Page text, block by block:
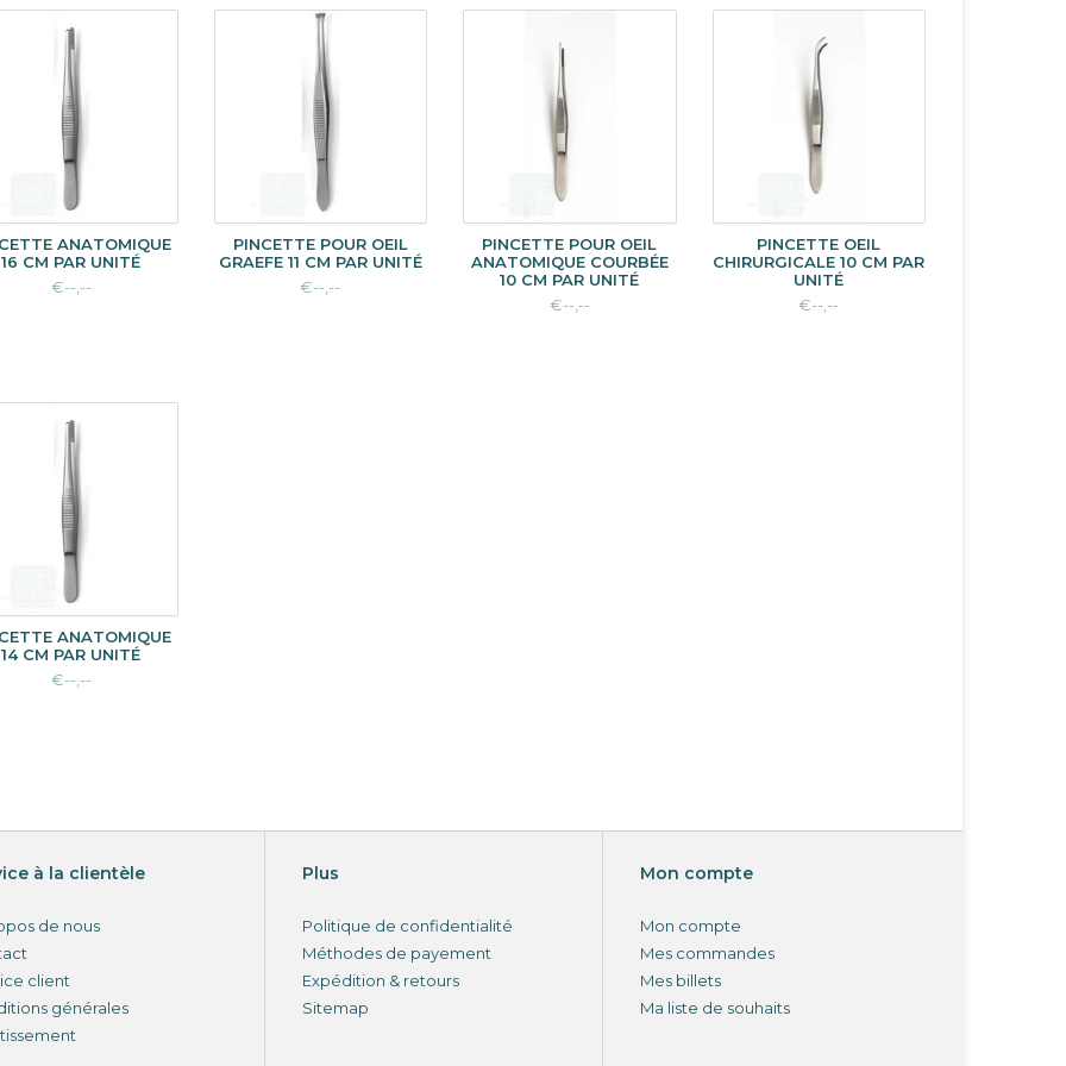
ANATOMIQUE
16 CM PAR UNITÉ
€--,--
PINCETTE POUR OEIL
GRAEFE 11 CM PAR UNITÉ
€--,--
PINCETTE POUR OEIL
ANATOMIQUE COURBÉE
10 CM PAR UNITÉ
€--,--
PINCETTE OEIL
CHIRURGICALE 10 CM PAR
UNITÉ
€--,--
ANATOMIQUE
14 CM PAR UNITÉ
€--,--
à la clientèle
de nous
client
générales
Plus
Politique de confidentialité
Méthodes de payement
Expédition & retours
Sitemap
Mon compte
Mon compte
Mes commandes
Mes billets
Ma liste de souhaits